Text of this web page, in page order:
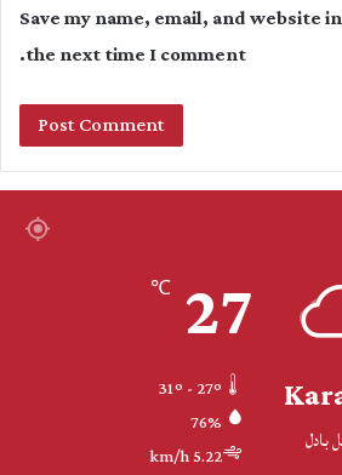
Save my name, email, and website
the next time I comment.
بادل
27
℃
76%
5.22 km/h